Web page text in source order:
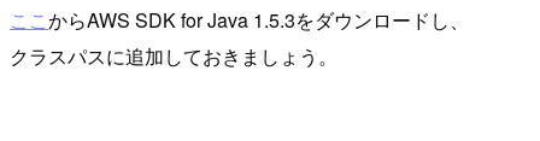
ここからAWS SDK for Java 1.5.3をダウンロードし、
クラスパスに追加しておきましょう。